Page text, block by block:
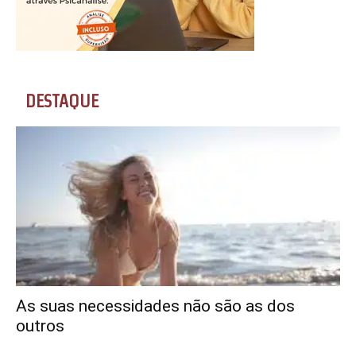
DESTAQUE
As suas necessidades não são as dos
outros